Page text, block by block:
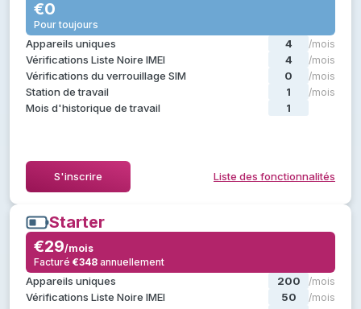
€0
Pour toujours
Appareils uniques 4 /mois
Vérifications Liste Noire IMEI 4 /mois
Vérifications du verrouillage SIM 0 /mois
Station de travail 1 /mois
Mois d'historique de travail 1
S'inscrire Liste des fonctionnalités
Tout ce dont tu as besoin dans un pilote de test :
Diagnostic de l'appareil
Évaluation des appareils
Certification de l'appareil
Effacement certifié des données de l'appareil
Masquer la liste des fonctionnalités
Starter
€29/mois
Facturé €348 annuellement
Appareils uniques 200 /mois
Vérifications Liste Noire IMEI 50 /mois
Tout ce qui est dans
Vérifications du verrouillage SIM